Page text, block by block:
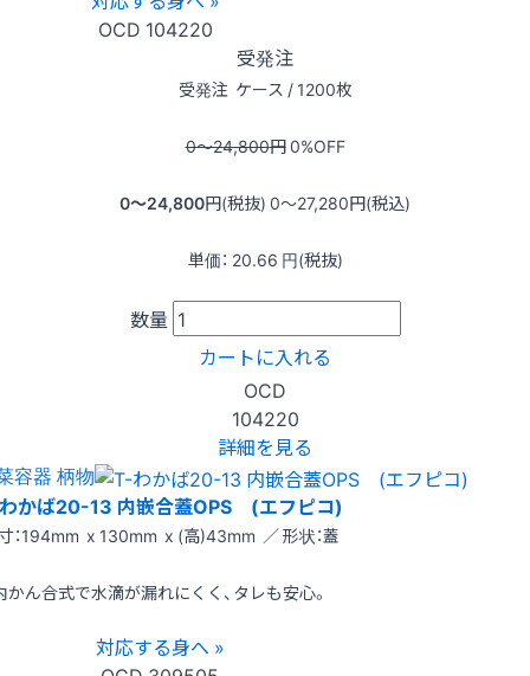
OCD 104220
受発注
受発注 ケース / 1200枚
0〜24,800円0%OFF
0〜24,800円(税抜) 0〜27,280円(税込)
単価： 20.66 円(税抜)
数量
カートに入れる
OCD
104220
詳細を見る
容器 柄物
かば20-13 内嵌合蓋OPS (エフピコ)
：194mm x 130mm x (高)43mm ／ 形状：蓋
かん合式で水滴が漏れにくく、タレも安心。
対応する身へ »